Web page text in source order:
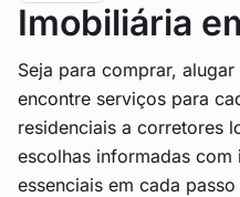
Imobiliária
Seja para comprar,
encontre serviços para
residenciais a corretores
escolhas informadas
essenciais em cada